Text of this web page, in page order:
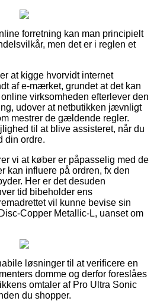
forretning kan man principielt
men det er i reglen et
at kigge hvorvidt internet
af e-mærket, grundet at det kan
virksomheden efterlever den
udover at netbutikken jævnligt
mestrer de gældende regler.
til at blive assisteret, når du
din ordre.
vi at køber er påpasselig med de
kan influere på ordren, fx den
Her er det desuden
tid bibeholder ens
vil kunne bevise sin
Copper Metallic-L, uanset om
løsninger til at verificere en
domme og derfor foreslåes
omtaler af Pro Ultra Sonic
du shopper.